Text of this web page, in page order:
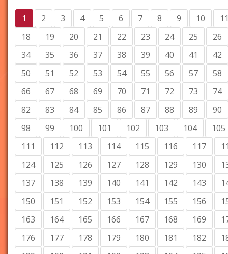
1 2 3 4 5 6 7 8 9 10
18
19 20 21 22 23 24 25
26
34
35 36 37 38 39 40 41
42
50
51 52 53 54 55 56 57
58
66
67 68 69 70 71 72 73
74
82
83 84 85 86 87 88 89
90
98
99 100 101 102 103 104
105
111
112 113 114 115 116 117
124
125 126 127 128 129 130
137
138 139 140 141 142 143
150
151 152 153 154 155 156
163
164 165 166 167 168 169
176
177 178 179 180 181 182